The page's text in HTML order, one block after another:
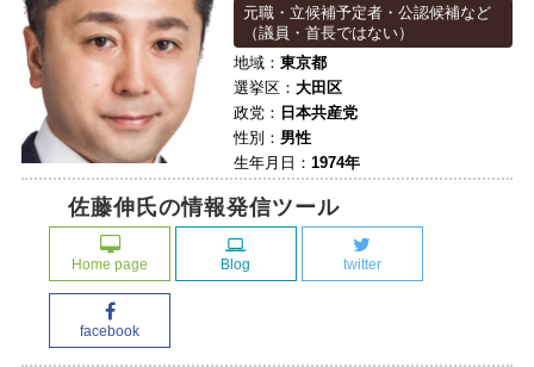
元職・立候補予定者・公認候補など
（議員・首長ではない）
地域： 東京都
選挙区： 大田区
政党： 日本共産党
性別： 男性
生年月日： 1974年
佐藤伸氏の情報発信ツール
Home page Blog twitter
facebook